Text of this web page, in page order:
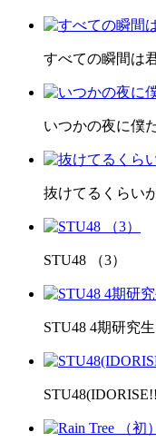
すべての瞬間は
いつかの夜に僕
抜けてるくらい
STU48 （3）
STU48 4期研究生